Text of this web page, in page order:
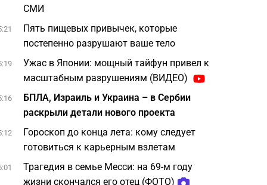
СМИ
Пять пищевых привычек, которые
постепенно разрушают ваше тело
Ужас в Японии: мощный тайфун привел к
масштабным разрушениям (ВИДЕО)
БПЛА, Израиль и Украина – в Сербии
раскрыли детали нового проекта
Гороскоп до конца лета: кому следует
готовиться к карьерным взлетам
Трагедия в семье Месси: на 69-м году
жизни скончался его отец (ФОТО)